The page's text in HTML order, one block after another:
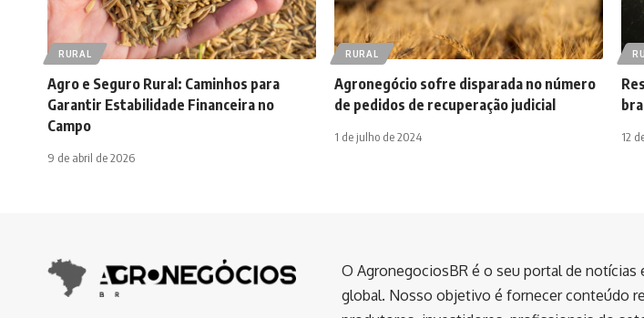
RURAL
Agro e Seguro Rural: Caminhos para
Garantir Estabilidade Financeira no
Campo
9 de abril de 2026
RURAL
Agronegócio sofre disparada no número
de pedidos de recuperação judicial
1 de julho de 2024 12
O AgronegociosBR é o seu portal de
global. Nosso objetivo é fornecer conteúdo